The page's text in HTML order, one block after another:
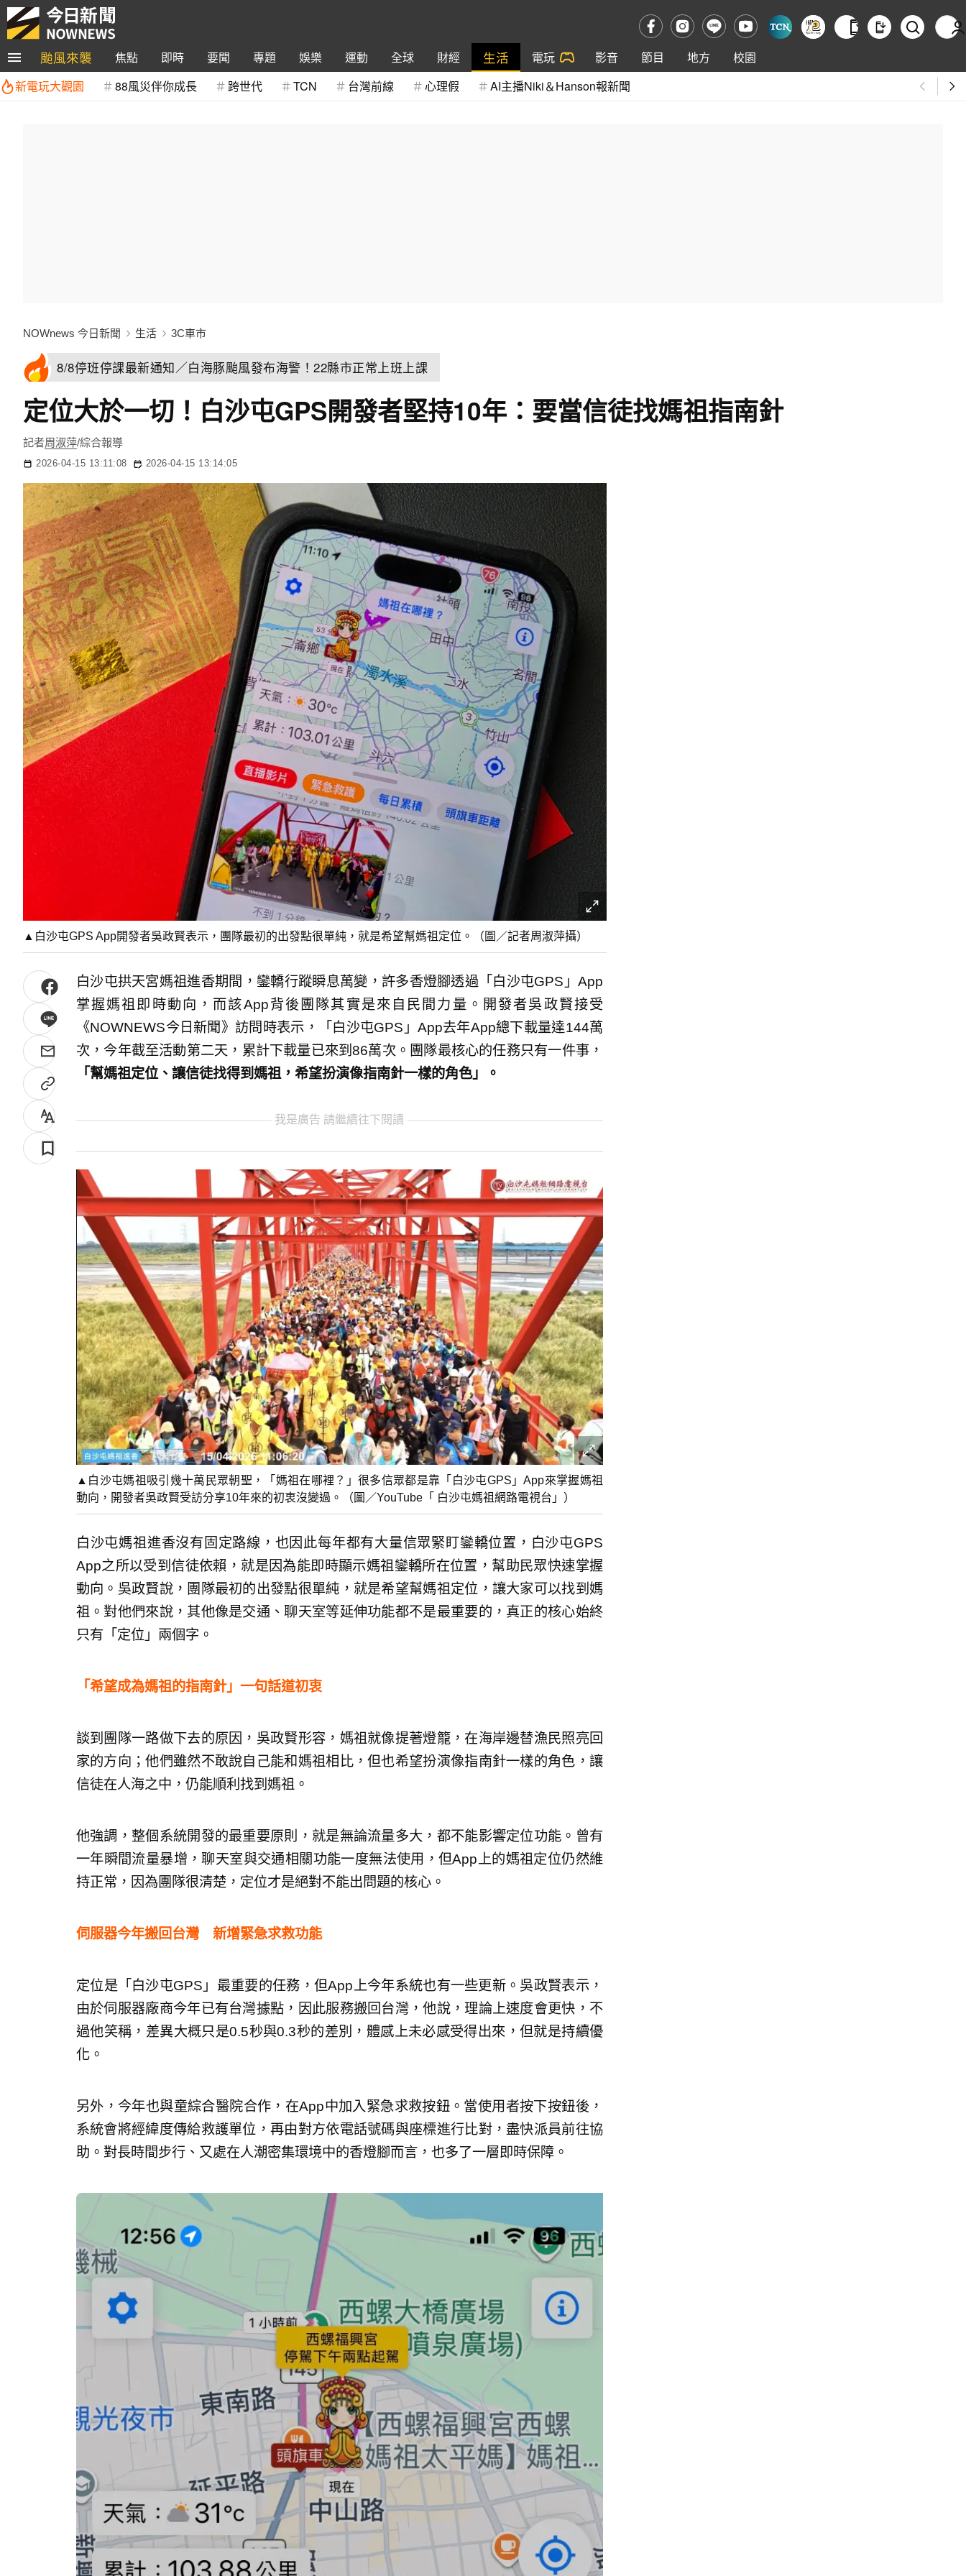
颱風來襲 焦點 即時 要聞 專題 娛樂 運動 全球 財經 生活 電玩 影音 節目 地方
校園
新電玩大觀園
88風災伴你成長 跨世代 TCN 台灣前線 心理假 AI主播Niki＆Hanson報新聞
NOWnews 今日新聞 生活 3C車市
8/8停班停課最新通知／白海豚颱風發布海警！22縣市正常上班上課
定位大於一切！白沙屯GPS開發者堅持10年：要當信徒找媽祖指南針
記者周淑萍/綜合報導
2026-04-15 13:11:08 2026-04-15 13:14:05
▲白沙屯GPS App開發者吳政賢表示，團隊最初的出發點很單純，就是希望幫媽祖定位。（圖／記者周淑萍攝）
白沙屯拱天宮媽祖進香期間，鑾轎行蹤瞬息萬變，許多香燈腳透過「白沙屯GPS」App
掌握媽祖即時動向，而該App背後團隊其實是來自民間力量。開發者吳政賢接受
《NOWNEWS今日新聞》訪問時表示，「白沙屯GPS」App去年App總下載量達144萬
次，今年截至活動第二天，累計下載量已來到86萬次。團隊最核心的任務只有一件事，
「幫媽祖定位、讓信徒找得到媽祖，希望扮演像指南針一樣的角色」。
我是廣告 請繼續往下閱讀
▲白沙屯媽祖吸引幾十萬民眾朝聖，「媽祖在哪裡？」很多信眾都是靠「白沙屯GPS」App來掌握媽祖
動向，開發者吳政賢受訪分享10年來的初衷沒變過。（圖／YouTube「 白沙屯媽祖網路電視台」）
白沙屯媽祖進香沒有固定路線，也因此每年都有大量信眾緊盯鑾轎位置，白沙屯GPS
App之所以受到信徒依賴，就是因為能即時顯示媽祖鑾轎所在位置，幫助民眾快速掌握
動向。吳政賢說，團隊最初的出發點很單純，就是希望幫媽祖定位，讓大家可以找到媽
祖。對他們來說，其他像是交通、聊天室等延伸功能都不是最重要的，真正的核心始終
只有「定位」兩個字。
「希望成為媽祖的指南針」一句話道初衷
談到團隊一路做下去的原因，吳政賢形容，媽祖就像提著燈籠，在海岸邊替漁民照亮回
家的方向；他們雖然不敢說自己能和媽祖相比，但也希望扮演像指南針一樣的角色，讓
信徒在人海之中，仍能順利找到媽祖。
他強調，整個系統開發的最重要原則，就是無論流量多大，都不能影響定位功能。曾有
一年瞬間流量暴增，聊天室與交通相關功能一度無法使用，但App上的媽祖定位仍然維
持正常，因為團隊很清楚，定位才是絕對不能出問題的核心。
伺服器今年搬回台灣 新增緊急求救功能
定位是「白沙屯GPS」最重要的任務，但App上今年系統也有一些更新。吳政賢表示，
由於伺服器廠商今年已有台灣據點，因此服務搬回台灣，他說，理論上速度會更快，不
過他笑稱，差異大概只是0.5秒與0.3秒的差別，體感上未必感受得出來，但就是持續優
化。
另外，今年也與童綜合醫院合作，在App中加入緊急求救按鈕。當使用者按下按鈕後，
系統會將經緯度傳給救護單位，再由對方依電話號碼與座標進行比對，盡快派員前往協
助。對長時間步行、又處在人潮密集環境中的香燈腳而言，也多了一層即時保障。